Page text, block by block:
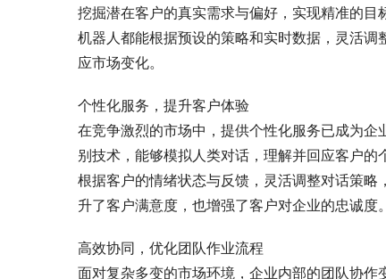
挖掘潜在客户的真实需求与偏好，实现精准的
机器人都能根据预设的策略和实时数据，灵活
应市场变化。
个性化服务，提升客户体验
在竞争激烈的市场中，提供个性化服务已成为
别技术，能够模拟人类对话，理解并回应客户
根据客户的情绪状态与反馈，灵活调整对话策
升了客户满意度，也增强了客户对企业的忠诚度。
高效协同，优化团队作业流程
面对复杂多变的市场环境，企业内部的团队协作